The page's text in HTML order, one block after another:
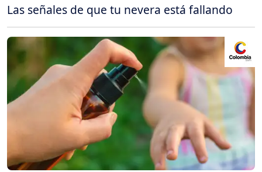
Las señales de que tu nevera está fallando